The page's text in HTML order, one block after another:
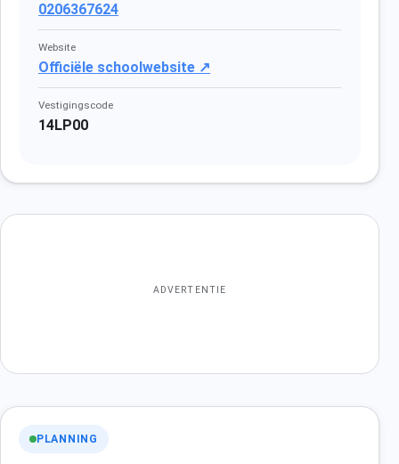
0206367624
Website
Officiële schoolwebsite ↗
Vestigingscode
14LP00
ADVERTENTIE
PLANNING